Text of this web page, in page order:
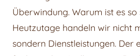
Überwindung. Warum ist es so
Heutzutage handeln wir nicht
sondern Dienstleistungen. Der